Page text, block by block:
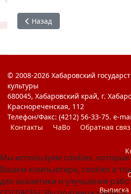
Предыдущий: День
Назад
© 2008-2026 Хабаровский
культуры
680045, Хабаровский край, г.
Краснореченская, 112
Телефон/Факс: (4212) 56-33-75. e-
Контакты
ЧаВо Обратная
Выписка
Мы используем cookies, которые
Вашем компьютере, cookies в
для аналитики и улучшения